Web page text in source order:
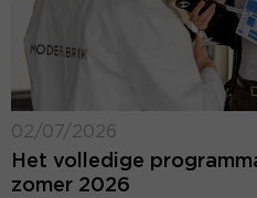
02/07/2026
Het volledige
zomer 2026